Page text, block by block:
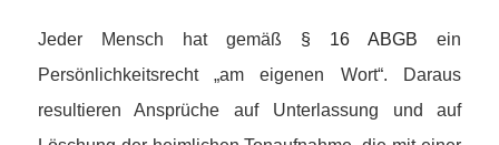
Jeder Mensch hat gemäß § 16 ABGB ein
Persönlichkeitsrecht „am eigenen Wort“. Daraus
resultieren Ansprüche auf Unterlassung und auf